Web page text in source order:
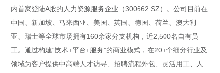
内首家登陆A股的人力资源服务企业（300662.SZ）。公司目前在
中国、新加坡、马来西亚、美国、英国、德国、荷兰、澳大利
亚、瑞士等全球市场拥有160余家分支机构，近2,500名自有员
工。通过构建“技术+平台+服务”的商业模式，在20+个细分行业及
领域为客户提供中高端人才访寻、招聘流程外包、灵活用工、人